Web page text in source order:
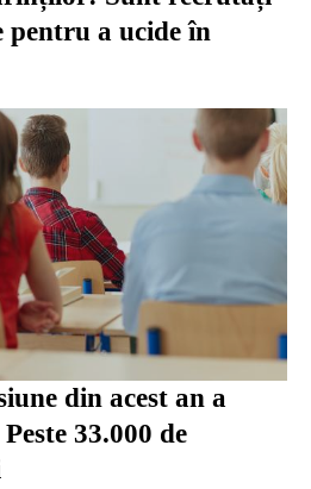
pentru a ucide în
din acest an a
33.000 de